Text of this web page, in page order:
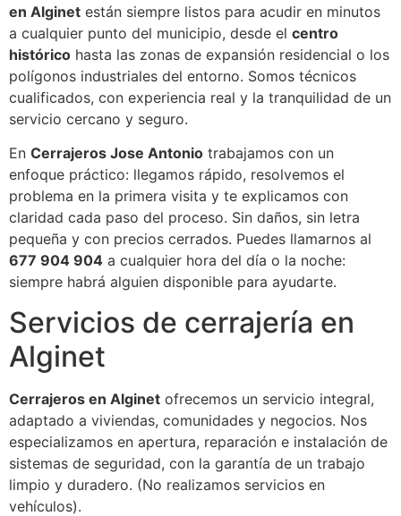
en Alginet están siempre listos para acudir en minutos
a cualquier punto del municipio, desde el centro
histórico hasta las zonas de expansión residencial o los
polígonos industriales del entorno. Somos técnicos
cualificados, con experiencia real y la tranquilidad de un
servicio cercano y seguro.
En Cerrajeros Jose Antonio trabajamos con un
enfoque práctico: llegamos rápido, resolvemos el
problema en la primera visita y te explicamos con
claridad cada paso del proceso. Sin daños, sin letra
pequeña y con precios cerrados. Puedes llamarnos al
677 904 904 a cualquier hora del día o la noche:
siempre habrá alguien disponible para ayudarte.
Servicios de cerrajería en
Alginet
Cerrajeros en Alginet ofrecemos un servicio integral,
adaptado a viviendas, comunidades y negocios. Nos
especializamos en apertura, reparación e instalación de
sistemas de seguridad, con la garantía de un trabajo
limpio y duradero. (No realizamos servicios en
vehículos).